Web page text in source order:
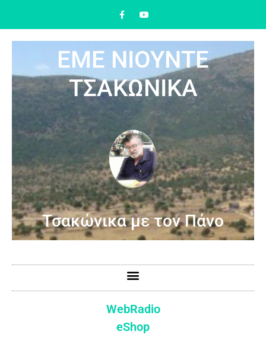
ΕΜΕ ΝΙΟΥΝΤΕ
ΤΣΑΚΩΝΙΚΑ
Τσακώνικα με τον Πάνο
WebRadio
eShop